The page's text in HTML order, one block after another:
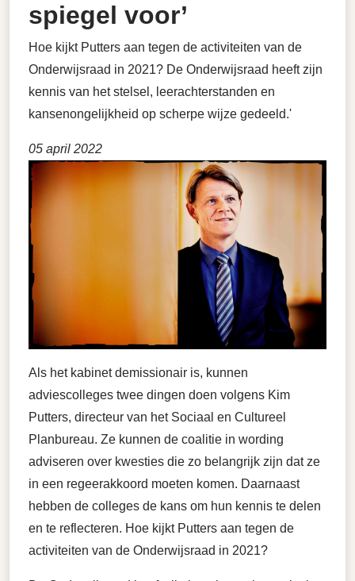
spiegel voor’
Hoe kijkt Putters aan tegen de activiteiten van de
Onderwijsraad in 2021? De Onderwijsraad heeft zijn
kennis van het stelsel, leerachterstanden en
kansenongelijkheid op scherpe wijze gedeeld.'
05 april 2022
Als het kabinet demissionair is, kunnen
adviescolleges twee dingen doen volgens Kim
Putters, directeur van het Sociaal en Cultureel
Planbureau. Ze kunnen de coalitie in wording
adviseren over kwesties die zo belangrijk zijn dat ze
in een regeerakkoord moeten komen. Daarnaast
hebben de colleges de kans om hun kennis te delen
en te reflecteren. Hoe kijkt Putters aan tegen de
activiteiten van de Onderwijsraad in 2021?